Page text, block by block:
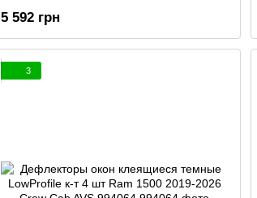
2014 AVS 25940
5 592 грн
3